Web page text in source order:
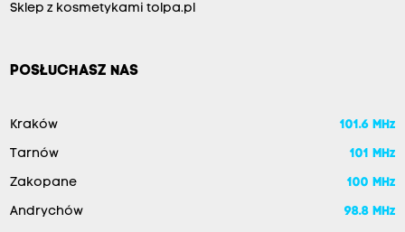
Sklep z kosmetykami tolpa.pl
POSŁUCHASZ NAS
Kraków 101.6 MHz
Tarnów 101 MHz
Zakopane 100 MHz
Andrychów 98.8 MHz